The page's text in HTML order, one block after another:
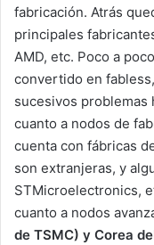
fabricación. Atrás
principales
AMD, etc. Poco a
convertido en
sucesivos problemas
cuanto a nodos de
cuenta con fábricas
son extranjeras, y
STMicroelectronics,
cuanto a nodos
de TSMC) y Corea